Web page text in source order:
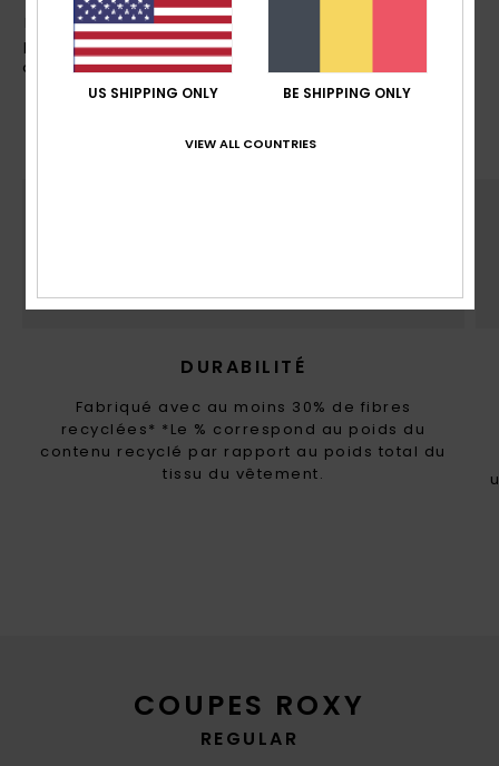
COUPES ROXY
REGULAR
La montagne fait partie de qui nous sommes. C’est
pourquoi ROXY privilégie des matériaux recyclés et
d’origine naturelle, et valorise des initiatives moins
toxiques et plus économes en eau et en énergie à
DURABILITÉ
Fabriqué avec au moins 30% de fibres
recyclées* *Le % correspond au poids du
contenu recyclé par rapport au poids total du
tissu du vêtement.
US SHIPPING ONLY BE SHIPPING ONLY
VIEW ALL COUNTRIES